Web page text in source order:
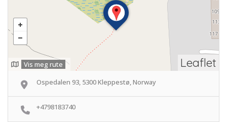
Leaflet
Vis meg rute
Ospedalen 93, 5300 Kleppestø, Norway
+4798183740